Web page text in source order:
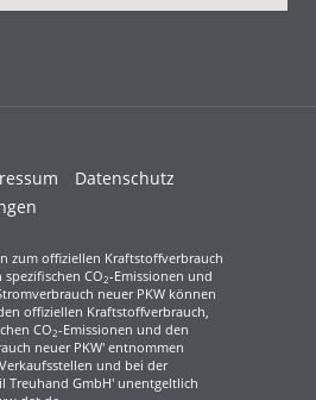
Datenschutz
zum offiziellen Kraftstoffverbrauch
CO2-Emissionen und
neuer PKW können
offiziellen Kraftstoffverbrauch,
CO2-Emissionen und den
neuer PKW' entnommen
und bei der
Treuhand GmbH' unentgeltlich